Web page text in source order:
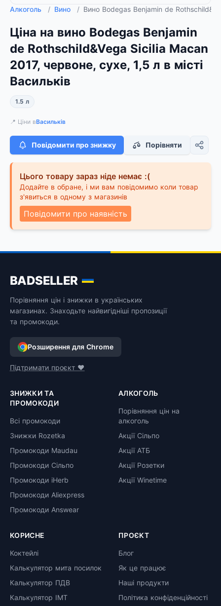
Алкоголь / Вино / Вино Bodegas Benjamin de
Ціна на вино Bodegas Benjamin
de Rothschild&Vega Sicilia Macan
2017, червоне, сухе, 1,5 л в місті
Васильків
1.5 л
📍 Ціни вВасильків
Повідомити про знижку Порівняти
Цього товару зараз ніде немає :(
Додайте в обране, і ми вам повідомимо коли товар
з'явиться в одному з магазинів
Повідомити про наявність
BADSELLER
Порівняння цін і знижки в українських
магазинах. Знаходьте найвигідніші пропозиції
та промокоди.
Розширення для Chrome
Підтримати проєкт ❤️
ЗНИЖКИ ТА
ПРОМОКОДИ
Всі промокоди
Знижки Rozetka
Промокоди Maudau
Промокоди Сільпо
Промокоди iHerb
Промокоди Aliexpress
Промокоди Answear
АЛКОГОЛЬ
Порівняння цін на
алкоголь
Акції Сільпо
Акції АТБ
Акції Розетки
Акції Winetime
КОРИСНЕ
Коктейлі
Калькулятор мита посилок
Калькулятор ПДВ
Калькулятор ІМТ
ПРОЄКТ
Блог
Як це працює
Наші продукти
Політика конфіденційності